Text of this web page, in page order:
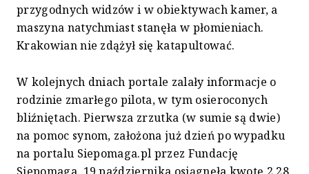
przygodnych widzów i w obiektywach kamer, a
maszyna natychmiast stanęła w płomieniach.
Krakowian nie zdążył się katapultować.
W kolejnych dniach portale zalały informacje o
rodzinie zmarłego pilota, w tym osieroconych
bliźniętach. Pierwsza zrzutka (w sumie są dwie)
na pomoc synom, założona już dzień po wypadku
na portalu Siepomaga.pl przez Fundację